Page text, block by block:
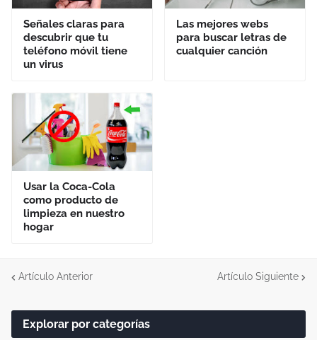
Señales claras para
descubrir que tu
teléfono móvil tiene
un virus
Las mejores webs
para buscar letras de
cualquier canción
Usar la Coca-Cola
como producto de
limpieza en nuestro
hogar
Artículo Anterior Artículo Siguiente
Explorar por categorías